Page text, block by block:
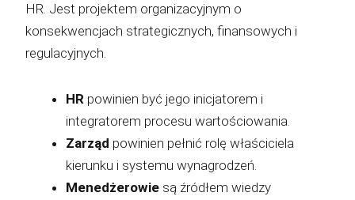
HR. Jest projektem organizacyjnym o
konsekwencjach strategicznych, finansowych i
regulacyjnych.
HR powinien być jego inicjatorem i
integratorem procesu wartościowania.
Zarząd powinien pełnić rolę właściciela
kierunku i systemu wynagrodzeń.
Menedżerowie są źródłem wiedzy